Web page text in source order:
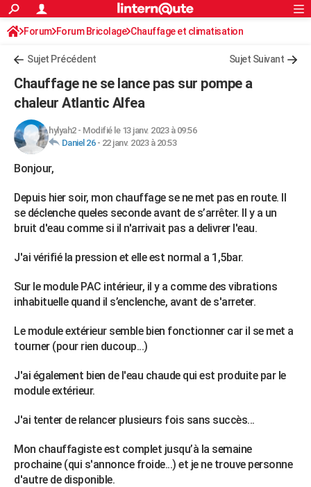
ACTUALITÉS
Politique
Société
Faits Divers
Education
Monde
Villes
+
Programme TV
Streaming
Cinéma
Sorties cinéma
Musique
FINANCE
Retraite
Impôts
Epargne
Immobilier
Risques naturels par ville
Banque
Assurance
Crédit
AUTO
Essais
Réserver un essai
Citadines
Berlines
SUV
Forum auto
HIGH-TECH
Forum
Aménagement intérieur
Extérieur
Cuisine
Salle de bains
Jardinage
Rangement
WEEK-END
Alimentation
Guide de la santé
Maladies
Médicaments
Sommeil
VOYAGE
Destinations
City break
Voyage nature
Voyage de noces
Forum
Climat
+PHOTO
GUIDES D'ACHAT
BONS PLANS
Dictionnaire
Biographies
Citations
Expressions
Proverbes
PROGRAMME TV
Rechercher
S'inscrire
Connexion
Forum Forum Bricolage Chauffage et climatisation
Sujet Précédent Sujet Suivant
Chauffage ne se lance pas sur pompe a
chaleur Atlantic Alfea
hylyah2- Modifié le 13 janv. 2023 à 09:56
Daniel 26- 22 janv. 2023 à 20:53
Bonjour,
Depuis hier soir, mon chauffage se ne met pas en route. Il
se déclenche queles seconde avant de s’arrêter. Il y a un
bruit d'eau comme si il n'arrivait pas a delivrer l'eau.
J'ai vérifié la pression et elle est normal a 1,5bar.
Sur le module PAC intérieur, il y a comme des vibrations
inhabituelle quand il s’enclenche, avant de s'arreter.
Le module extérieur semble bien fonctionner car il se met a
tourner (pour rien ducoup...)
J'ai également bien de l'eau chaude qui est produite par le
module extérieur.
J'ai tenter de relancer plusieurs fois sans succès...
Mon chauffagiste est complet jusqu’à la semaine
prochaine (qui s'annonce froide...) et je ne trouve personne
d'autre de disponible.